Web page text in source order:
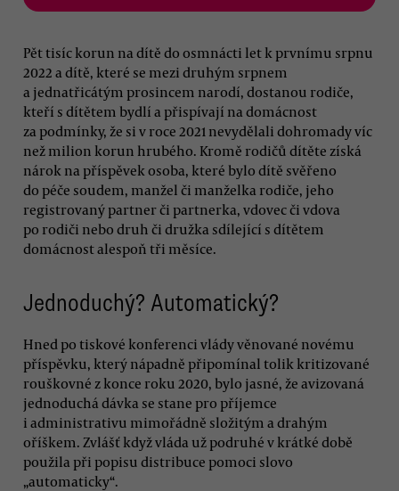
Pět tisíc korun na dítě do osmnácti let k prvnímu srpnu
2022 a dítě, které se mezi druhým srpnem
a jednatřicátým prosincem narodí, dostanou rodiče,
kteří s dítětem bydlí a přispívají na domácnost
za podmínky, že si v roce 2021 nevydělali dohromady víc
než milion korun hrubého. Kromě rodičů dítěte získá
nárok na příspěvek osoba, které bylo dítě svěřeno
do péče soudem, manžel či manželka rodiče, jeho
registrovaný partner či partnerka, vdovec či vdova
po rodiči nebo druh či družka sdílející s dítětem
domácnost alespoň tři měsíce.
Jednoduchý? Automatický?
Hned po tiskové konferenci vlády věnované novému
příspěvku, který nápadně připomínal tolik kritizované
rouškovné z konce roku 2020, bylo jasné, že avizovaná
jednoduchá dávka se stane pro příjemce
i administrativu mimořádně složitým a drahým
oříškem. Zvlášť když vláda už podruhé v krátké době
použila při popisu distribuce pomoci slovo
„automaticky“.